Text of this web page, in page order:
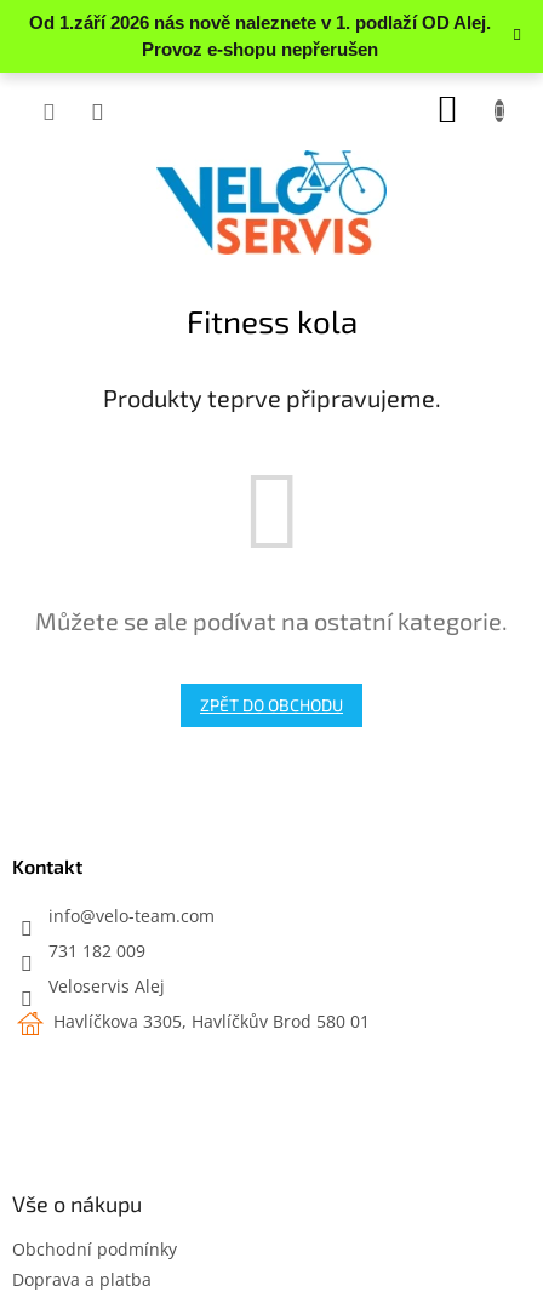
Přejít
Fitness kola
Produkty teprve připravujeme.
Můžete se ale podívat na ostatní kategorie.
ZPĚT DO OBCHODU
Kontakt
info@velo-team.com
731 182 009
Veloservis Alej
Havlíčkova 3305, Havlíčkův Brod 580 01
Vše o nákupu
Obchodní podmínky
Doprava a platba